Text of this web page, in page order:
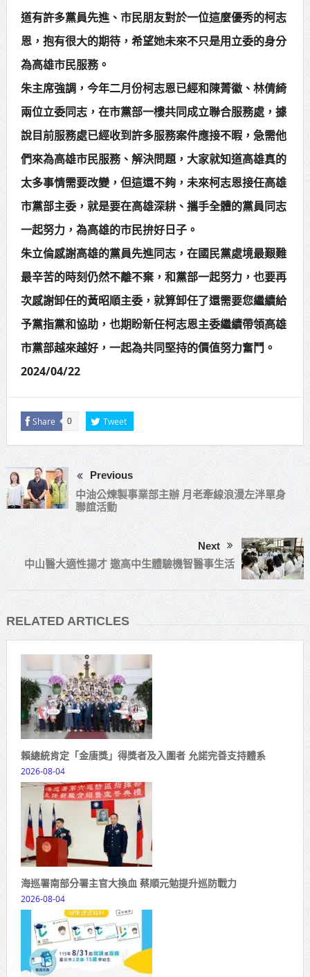
道有許多黨員先進、市民朋友對於一位這麼優秀的柯志
恩，抱有很大的期待，希望她未來不只是用立委的身分
為高雄市民服務。
朱主席強調，今年二月份柯志恩已經和陳菁徽、林倩綺
兩位立委同志，在市黨部一樓共同成立聯合服務處，據
說目前服務處已經收到許多服務案件應接不暇，急需他
們來為高雄市民服務、解決問題，大家就知道高雄真的
太多事情需要改變，但這還不夠，未來柯志恩接任高雄
市黨部主委，就是要在高雄深耕、攜手全體的黨員同志
一起努力，為高雄的市民拚好日子。
朱立倫感謝高雄的黨員先進同志，在國民黨處境最艱難
最辛苦的時刻仍然不離不棄，和黨部一起努力，也要再
次感謝卸任的黃昭順主委，就算卸任了還需要您繼續給
予黨指黨和協助，也期盼新任柯志恩主委繼續帶領高雄
市黨部越來越好，一起為共同堅持的價值努力奮鬥。
2024/04/22
Share 0 Tweet
Previous
中油公煉製事業部主辦 月老牽線浪漫左泮單身
聯誼活動
Next
中山醫大適性揚才 邀高中生體驗機智醫事生活
RELATED ARTICLES
賴總統肯定「金唐獎」得獎者及入圍者 允諾完善支持體系
2026-08-04
海巡署南部分署主官大換血 蔡順元勉提升巡防戰力
2026-08-04